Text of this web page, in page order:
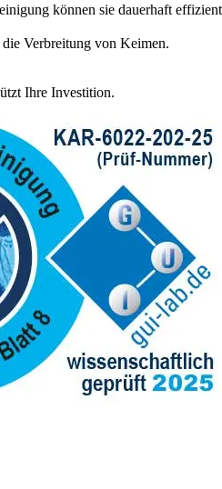
können sie dauerhaft
Verbreitung von Keimen.
Ihre Investition.